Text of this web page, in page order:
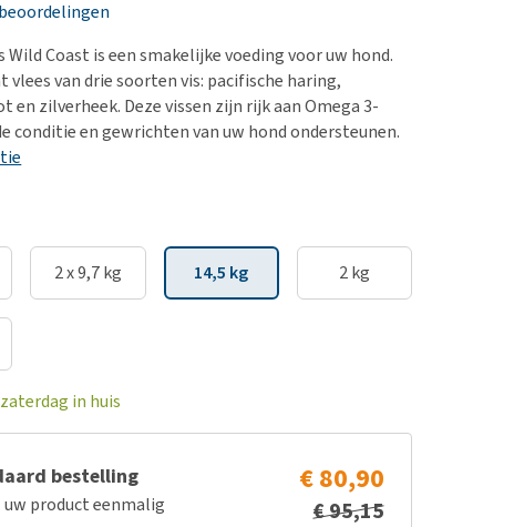
Overgewicht en conditie
Spieren, pezen en botten
Vruchtbaarheid
Wild Coast is een smakelijke voeding voor uw hond.
vlees van drie soorten vis: pacifische haring,
en zilverheek. Deze vissen zijn rijk aan Omega 3-
conditie en gewrichten van uw hond ondersteunen.
2 x 9,7 kg 14,5 kg 2 kg
in huis
bestelling
uw product eenmalig
€ 80,90
€ 95,15